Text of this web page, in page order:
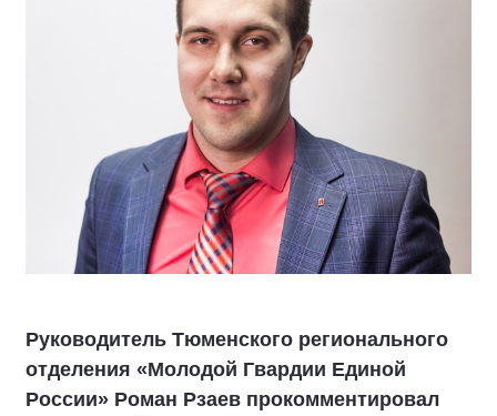
Руководитель Тюменского регионального
отделения «Молодой Гвардии Единой
России» Роман Рзаев прокомментировал